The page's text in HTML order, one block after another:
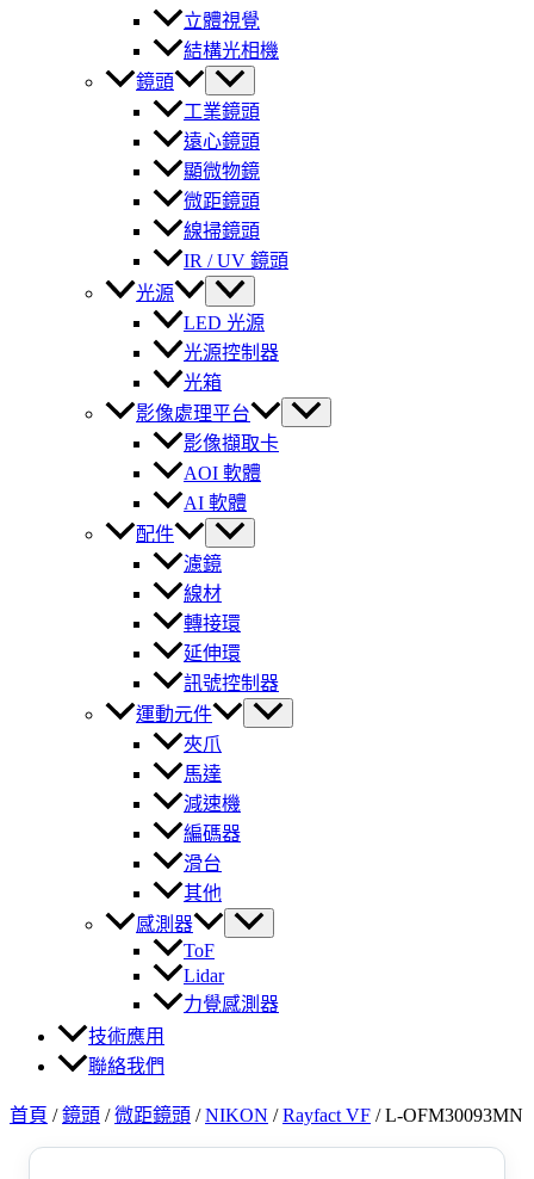
立體視覺
結構光相機
鏡頭
工業鏡頭
遠心鏡頭
顯微物鏡
微距鏡頭
線掃鏡頭
IR / UV 鏡頭
光源
LED 光源
光源控制器
光箱
影像處理平台
影像擷取卡
AOI 軟體
AI 軟體
配件
濾鏡
線材
轉接環
延伸環
訊號控制器
運動元件
夾爪
馬達
減速機
編碼器
滑台
其他
感測器
ToF
Lidar
力覺感測器
技術應用
聯絡我們
首頁 /鏡頭 /微距鏡頭 /NIKON /Rayfact VF /L-OFM30093MN